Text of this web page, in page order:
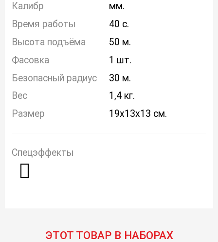
Калибр
мм.
Время работы
40 с.
Высота подъёма
50 м.
Фасовка
1 шт.
Безопасный радиус
30 м.
Вес
1,4 кг.
Размер
19x13x13 см.
Спецэффекты
ЭТОТ ТОВАР В НАБОРАХ